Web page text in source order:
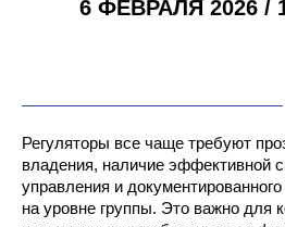
6 ФЕВРАЛЯ 2026 /
Регуляторы все чаще требуют
владения, наличие эффективной
управления и
на уровне группы. Это важно для